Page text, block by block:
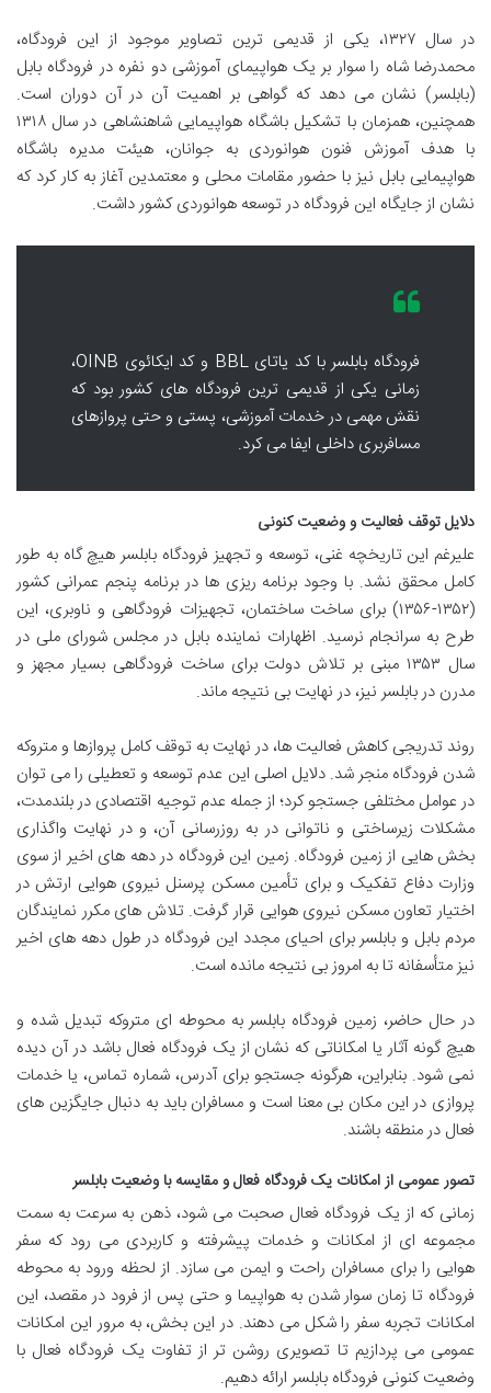
در سال ۱۳۲۷، یکی از قدیمی ترین تصاویر موجود از این فرودگاه،
محمدرضا شاه را سوار بر یک هواپیمای آموزشی دو نفره در فرودگاه بابل
(بابلسر) نشان می دهد که گواهی بر اهمیت آن در آن دوران است.
همچنین، همزمان با تشکیل باشگاه هواپیمایی شاهنشاهی در سال ۱۳۱۸
با هدف آموزش فنون هوانوردی به جوانان، هیئت مدیره باشگاه
هواپیمایی بابل نیز با حضور مقامات محلی و معتمدین آغاز به کار کرد که
نشان از جایگاه این فرودگاه در توسعه هوانوردی کشور داشت.
فرودگاه بابلسر با کد یاتای BBL و کد ایکائوی OINB،
زمانی یکی از قدیمی ترین فرودگاه های کشور بود که
نقش مهمی در خدمات آموزشی، پستی و حتی پروازهای
مسافربری داخلی ایفا می کرد.
دلایل توقف فعالیت و وضعیت کنونی
علیرغم این تاریخچه غنی، توسعه و تجهیز فرودگاه بابلسر هیچ گاه به طور
کامل محقق نشد. با وجود برنامه ریزی ها در برنامه پنجم عمرانی کشور
(۱۳۵۲-۱۳۵۶) برای ساخت ساختمان، تجهیزات فرودگاهی و ناوبری، این
طرح به سرانجام نرسید. اظهارات نماینده بابل در مجلس شورای ملی در
سال ۱۳۵۳ مبنی بر تلاش دولت برای ساخت فرودگاهی بسیار مجهز و
مدرن در بابلسر نیز، در نهایت بی نتیجه ماند.
روند تدریجی کاهش فعالیت ها، در نهایت به توقف کامل پروازها و متروکه
شدن فرودگاه منجر شد. دلایل اصلی این عدم توسعه و تعطیلی را می توان
در عوامل مختلفی جستجو کرد؛ از جمله عدم توجیه اقتصادی در بلندمدت،
مشکلات زیرساختی و ناتوانی در به روزرسانی آن، و در نهایت واگذاری
بخش هایی از زمین فرودگاه. زمین این فرودگاه در دهه های اخیر از سوی
وزارت دفاع تفکیک و برای تأمین مسکن پرسنل نیروی هوایی ارتش در
اختیار تعاون مسکن نیروی هوایی قرار گرفت. تلاش های مکرر نمایندگان
مردم بابل و بابلسر برای احیای مجدد این فرودگاه در طول دهه های اخیر
نیز متأسفانه تا به امروز بی نتیجه مانده است.
در حال حاضر، زمین فرودگاه بابلسر به محوطه ای متروکه تبدیل شده و
هیچ گونه آثار یا امکاناتی که نشان از یک فرودگاه فعال باشد در آن دیده
نمی شود. بنابراین، هرگونه جستجو برای آدرس، شماره تماس، یا خدمات
پروازی در این مکان بی معنا است و مسافران باید به دنبال جایگزین های
فعال در منطقه باشند.
تصور عمومی از امکانات یک فرودگاه فعال و مقایسه با وضعیت بابلسر
زمانی که از یک فرودگاه فعال صحبت می شود، ذهن به سرعت به سمت
مجموعه ای از امکانات و خدمات پیشرفته و کاربردی می رود که سفر
هوایی را برای مسافران راحت و ایمن می سازد. از لحظه ورود به محوطه
فرودگاه تا زمان سوار شدن به هواپیما و حتی پس از فرود در مقصد، این
امکانات تجربه سفر را شکل می دهند. در این بخش، به مرور این امکانات
عمومی می پردازیم تا تصویری روشن تر از تفاوت یک فرودگاه فعال با
وضعیت کنونی فرودگاه بابلسر ارائه دهیم.